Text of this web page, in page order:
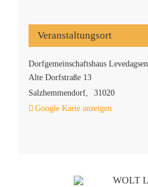
Veranstaltungsort
Dorfgemeinschaftshaus Levedagsen
Alte Dorfstraße 13
Salzhemmendorf,
31020
Google Karte anzeigen